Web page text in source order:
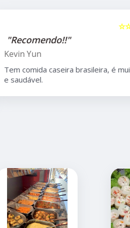
"Recomendo!!"
Kevin Yun
Tem comida caseira brasileira, é
e saudável.